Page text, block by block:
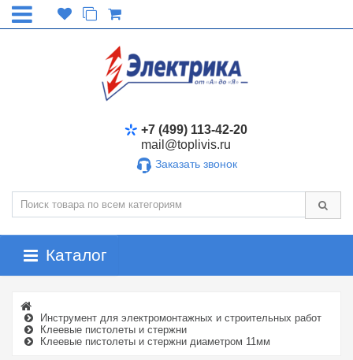
+7 (499) 113-42-20
mail@toplivis.ru
Заказать звонок
Каталог
Инструмент для электромонтажных и строительных работ
Клеевые пистолеты и стержни
Клеевые пистолеты и стержни диаметром 11мм